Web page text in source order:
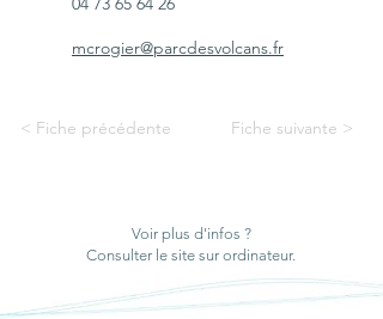
mcrogier@parcdesvolcans.fr
< Fiche précédente Fiche suivante >
Voir plus d'infos ?
Consulter le site sur ordinateur.